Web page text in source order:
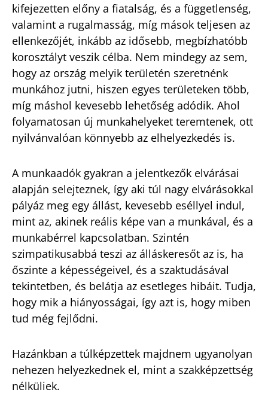
kifejezetten előny a fiatalság, és a függetlenség,
valamint a rugalmasság, míg mások teljesen az
ellenkezőjét, inkább az idősebb, megbízhatóbb
korosztályt veszik célba. Nem mindegy az sem,
hogy az ország melyik területén szeretnénk
munkához jutni, hiszen egyes területeken több,
míg máshol kevesebb lehetőség adódik. Ahol
folyamatosan új munkahelyeket teremtenek, ott
nyilvánvalóan könnyebb az elhelyezkedés is.
A munkaadók gyakran a jelentkezők elvárásai
alapján selejteznek, így aki túl nagy elvárásokkal
pályáz meg egy állást, kevesebb eséllyel indul,
mint az, akinek reális képe van a munkával, és a
munkabérrel kapcsolatban. Szintén
szimpatikusabbá teszi az álláskeresőt az is, ha
őszinte a képességeivel, és a szaktudásával
tekintetben, és belátja az esetleges hibáit. Tudja,
hogy mik a hiányosságai, így azt is, hogy miben
tud még fejlődni.
Hazánkban a túlképzettek majdnem ugyanolyan
nehezen helyezkednek el, mint a szakképzettség
nélküliek.